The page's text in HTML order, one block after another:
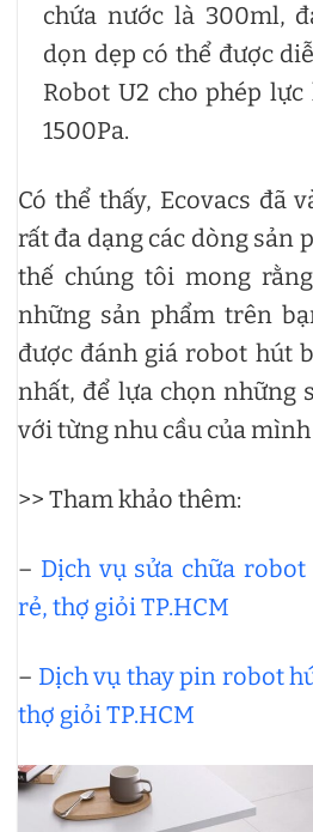
chứa nước là 300ml,
dọn dẹp có thể được
Robot U2 cho phép
1500Pa.
Có thể thấy, Ecovacs đã
rất đa dạng các dòng sản
thế chúng tôi mong
những sản phẩm trên
được đánh giá robot hút
nhất, để lựa chọn những
với từng nhu cầu của
>> Tham khảo thêm:
– Dịch vụ sửa chữa
rẻ, thợ giỏi TP.HCM
– Dịch vụ thay pin robot
thợ giỏi TP.HCM